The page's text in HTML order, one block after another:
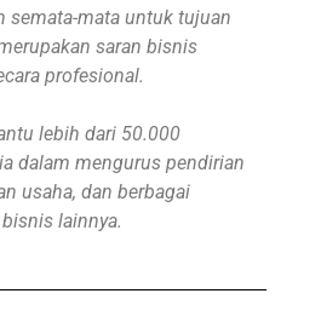
semata-mata untuk tujuan
saran bisnis
profesional.
lebih dari 50.000
dalam mengurus pendirian
usaha, dan berbagai
lainnya.